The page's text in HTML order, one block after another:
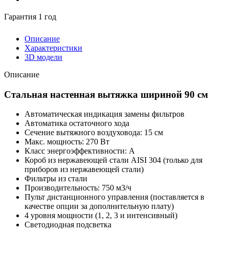
Гарантия 1 год
Описание
Характеристики
3D модели
Описание
Стальная настенная вытяжка шириной 90 см
Автоматическая индикация замены фильтров
Автоматика остаточного хода
Сечение вытяжного воздуховода: 15 см
Макс. мощность: 270 Вт
Класс энергоэффективности: А
Короб из нержавеющей стали AISI 304 (только для
приборов из нержавеющей стали)
Фильтры из стали
Производительность: 750 м3/ч
Пульт дистанционного управления (поставляется в
качестве опции за дополнительную плату)
4 уровня мощности (1, 2, 3 и интенсивный)
Светодиодная подсветка